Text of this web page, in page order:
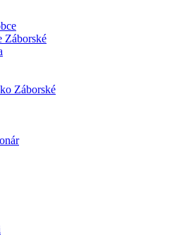
Záborské
Záborské